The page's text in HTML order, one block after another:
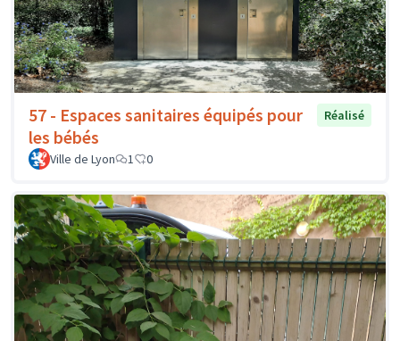
57 - Espaces sanitaires équipés pour
les bébés
Réalisé
Ville de Lyon 1 0